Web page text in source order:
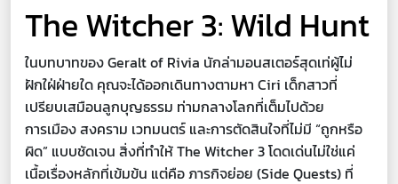
The Witcher 3: Wild Hunt
ในบทบาทของ Geralt of Rivia นักล่ามอนสเตอร์สุดเท่ผู้ไม่
ฝักใฝ่ฝ่ายใด คุณจะได้ออกเดินทางตามหา Ciri เด็กสาวที่
เปรียบเสมือนลูกบุญธรรม ท่ามกลางโลกที่เต็มไปด้วย
การเมือง สงคราม เวทมนตร์ และการตัดสินใจที่ไม่มี “ถูกหรือ
ผิด” แบบชัดเจน สิ่งที่ทำให้ The Witcher 3 โดดเด่นไม่ใช่แค่
เนื้อเรื่องหลักที่เข้มข้น แต่คือ ภารกิจย่อย (Side Quests) ที่